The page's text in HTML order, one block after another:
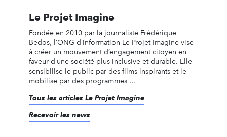
Le Projet Imagine
Fondée en 2010 par la journaliste Frédérique
Bedos, l’ONG d’information Le Projet Imagine vise
à créer un mouvement d’engagement citoyen en
faveur d’une société plus inclusive et durable. Elle
sensibilise le public par des films inspirants et le
mobilise par des programmes ...
Tous les articles Le Projet Imagine
Recevoir les news